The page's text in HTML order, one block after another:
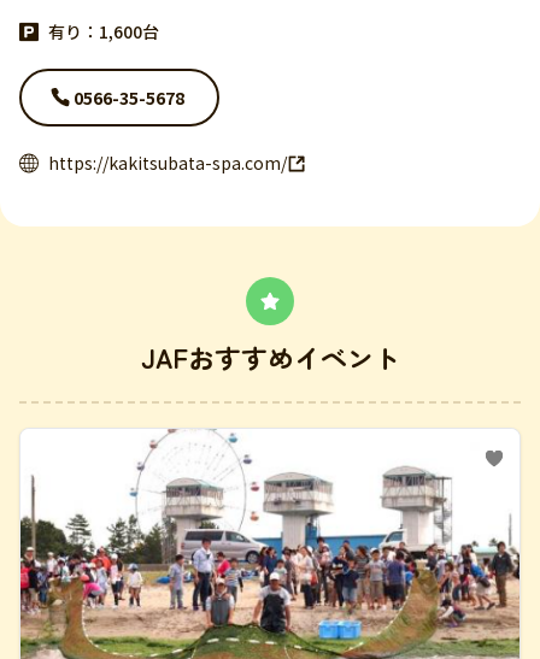
有り：1,600台
0566-35-5678
https://kakitsubata-spa.com/
JAFおすすめイベント